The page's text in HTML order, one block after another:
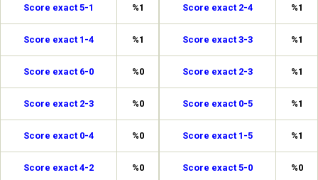
Score exact 5-1 %1
Score exact 1-4 %1
Score exact 6-0 %0
Score exact 2-3 %0
Score exact 0-4 %0
Score exact 4-2 %0
Score exact 2-4 %1
Score exact 3-3 %1
Score exact 2-3 %1
Score exact 0-5 %1
Score exact 1-5 %1
Score exact 5-0 %0